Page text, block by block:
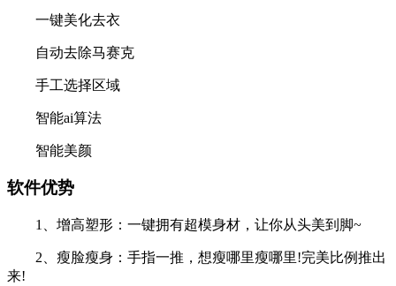
一键美化去衣
自动去除马赛克
手工选择区域
智能ai算法
智能美颜
软件优势
1、增高塑形：一键拥有超模身材，让你从头美到脚~
2、瘦脸瘦身：手指一推，想瘦哪里瘦哪里!完美比例推出
来!